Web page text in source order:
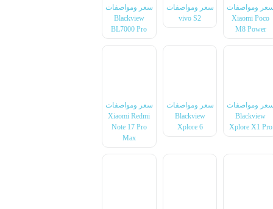
سعر ومواصفات
Xiaomi Poco
M8 Power
سعر ومواصفات
vivo S2
سعر ومواصفات
Blackview
BL7000 Pro
سعر ومواصفات
Blackview
Xplore X1 Pro
سعر ومواصفات
Blackview
Xplore 6
سعر ومواصفات
Xiaomi Redmi
Note 17 Pro
Max